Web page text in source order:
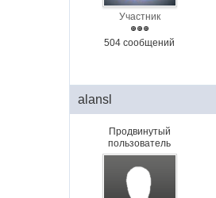
Участник
504 сообщений
alansl
Продвинутый
пользователь